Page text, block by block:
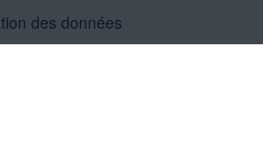
des données